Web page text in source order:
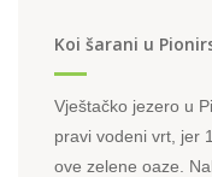
Koi šarani u
Vještačko jezero u
pravi vodeni vrt, jer
ove zelene oaze.